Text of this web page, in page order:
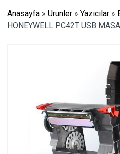
Anasayfa » Urunler » Yazıcılar »
HONEYWELL PC42T USB